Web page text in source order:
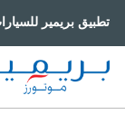
تطبيق بريمير